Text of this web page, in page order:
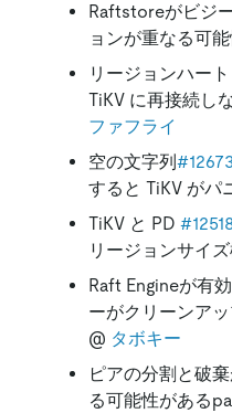
Raftstoreがビジ
ョンが重なる可
リージョンハー
TiKV に再接続し
ファフライ
空の文字列 #12673
すると TiKV がパ
TiKV と PD
リージョンサイ
Raft Engineが有
ーがクリーンア
@ タボキー
ピアの分割と破
る可能性がある